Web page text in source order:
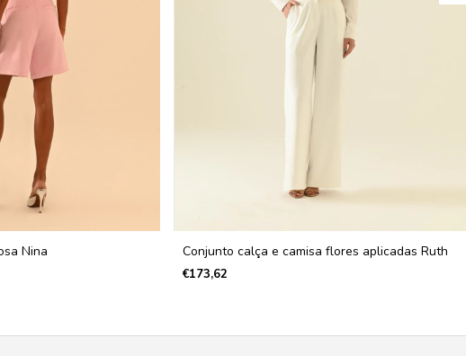
Nina Conjunto calça e camisa flores aplicadas Ruth
€173,62